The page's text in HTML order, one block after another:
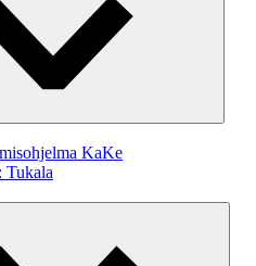
KaKe
Tukala